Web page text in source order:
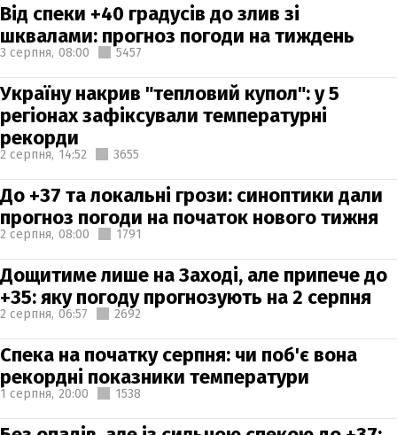
Від спеки +40 градусів до злив зі
шквалами: прогноз погоди на тиждень
3 серпня, 08:00 5457
Україну накрив "тепловий купол": у 5
регіонах зафіксували температурні
рекорди
2 серпня, 14:52 3655
До +37 та локальні грози: синоптики дали
прогноз погоди на початок нового тижня
2 серпня, 08:00 1791
Дощитиме лише на Заході, але припече до
+35: яку погоду прогнозують на 2 серпня
2 серпня, 06:57 2692
Спека на початку серпня: чи поб'є вона
рекордні показники температури
1 серпня, 20:00 1538